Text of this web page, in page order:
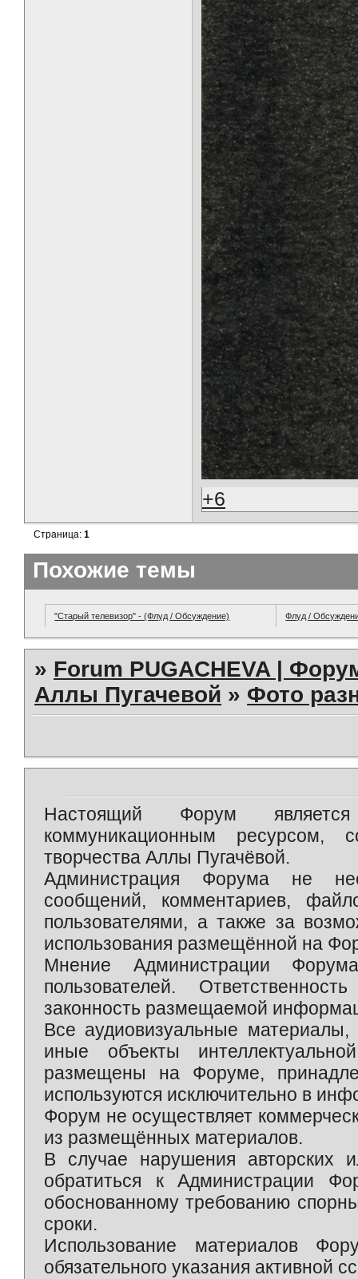
+6
Страница:1
Похожие темы
"Старый телевизор" - (Флуд / Обсуждение) Флуд /
» Forum PUGACHEVA |
Аллы Пугачевой » Фото
Настоящий Форум является
коммуникационным ресурсом,
творчества Аллы Пугачёвой.
Администрация Форума не
сообщений, комментариев,
пользователями, а также за
использования размещённой на
Мнение Администрации
пользователей.
законность размещаемой
Все аудиовизуальные
иные объекты
размещены на Форуме,
используются исключительно в
Форум не осуществляет
из размещённых материалов.
В случае нарушения авторских
обратиться к Администрации
обоснованному требованию
сроки.
Использование материалов
обязательного указания активной